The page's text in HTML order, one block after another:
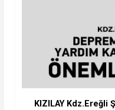
KIZILAY